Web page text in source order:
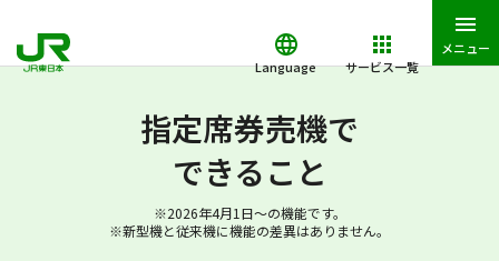
Language サービス一覧
メニュー
指定席券売機で
できること
※2026年4月1日～の機能です。
※新型機と従来機に機能の差異はありません。